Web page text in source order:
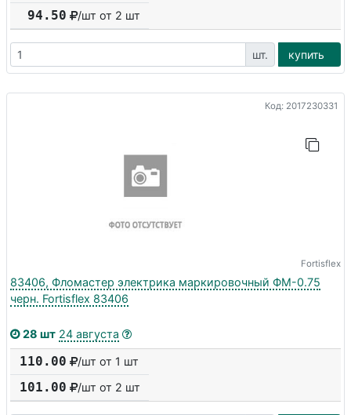
94.50 /шт от 2 шт
шт. купить
Код: 2017230331
Fortisflex
83406, Фломастер электрика маркировочный ФМ-0.75
черн. Fortisflex 83406
28 шт 24 августа
110.00 /шт от 1 шт
101.00 /шт от 2 шт